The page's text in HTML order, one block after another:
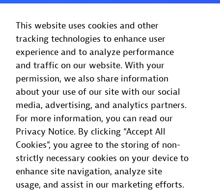
This website uses cookies and other
tracking technologies to enhance user
experience and to analyze performance
and traffic on our website. With your
permission, we also share information
about your use of our site with our social
media, advertising, and analytics partners.
For more information, you can read our
Privacy Notice. By clicking “Accept All
Cookies”, you agree to the storing of non-
strictly necessary cookies on your device to
enhance site navigation, analyze site
usage, and assist in our marketing efforts.